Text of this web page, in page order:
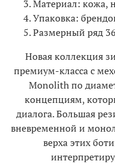
Материал: кожа,
Упаковка:
Размерный ряд
Новая коллекция
премиум-класса с
Monolith по
концепциям,
диалога. Большая
вневременной и
верха этих